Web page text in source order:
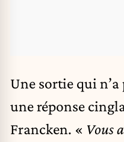
Une sortie qui
une réponse
Francken. « Vous